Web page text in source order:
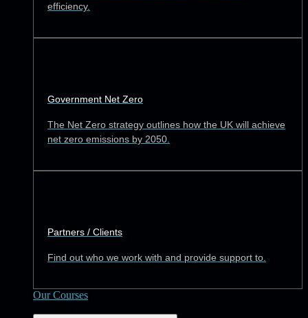
efficiency.
Government Net Zero
The Net Zero strategy outlines how the UK will achieve
net zero emissions by 2050.
Partners / Clients
Find out who we work with and provide support to.
Our Courses